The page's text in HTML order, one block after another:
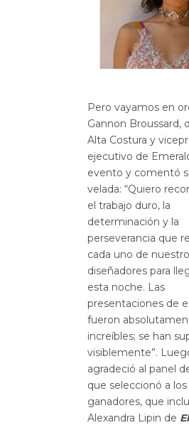
Pero vayamos en
Gannon Broussard,
Alta Costura y
ejecutivo de
evento y comentó
velada: “Quiero
el trabajo duro, la
determinación y la
perseverancia que
cada uno de
diseñadores para
esta noche. Las
presentaciones de
fueron
increíbles; se han
visiblemente”.
agradeció al panel
que seleccionó a
ganadores, que
Alexandra Lipin de